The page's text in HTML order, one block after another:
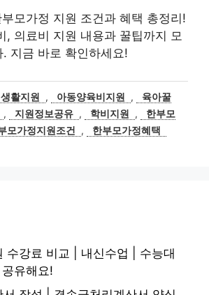
모가정 지원 조건과 혜택 총정리!
, 의료비 지원 내용과 꿀팁까지 모
지금 바로 확인하세요!
생활지원 , 아동양육비지원 ,
육아꿀
, 지원정보공유 , 학비지원 ,
한부모
모가정지원조건 , 한부모가정혜택
수강료 비교 | 내신수업 | 수능대
유해요!